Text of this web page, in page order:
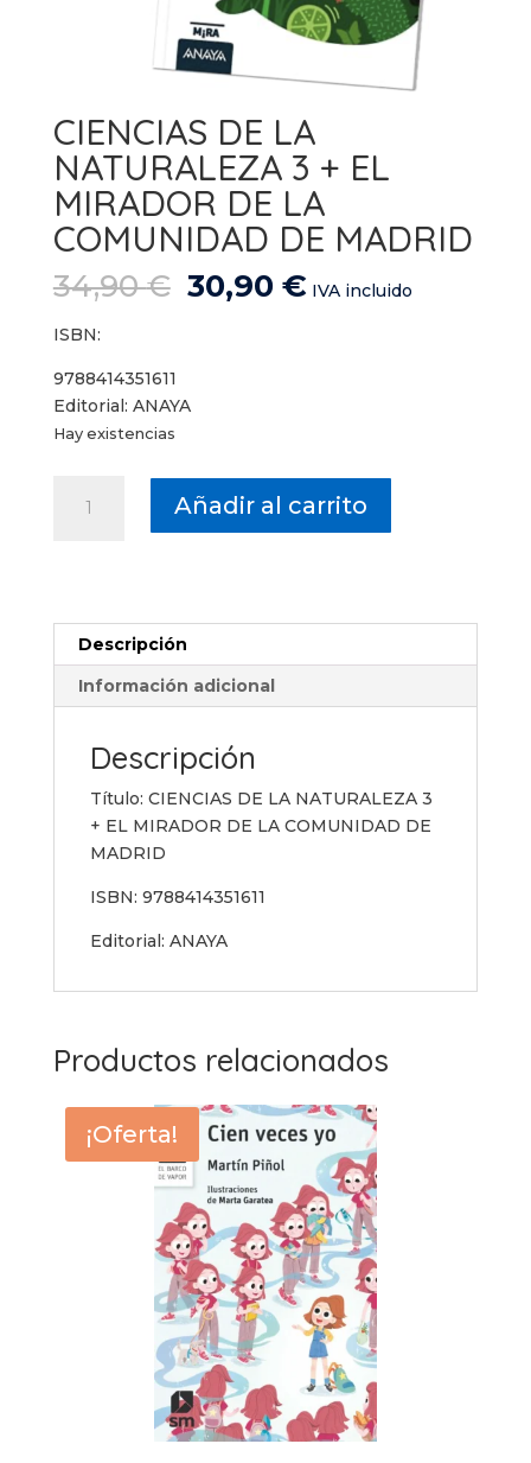
CIENCIAS DE LA
NATURALEZA 3 + EL
MIRADOR DE LA
COMUNIDAD DE MADRID
34,90€ El
precio
34,90 €.
30,90 €El
IVA incluido
ISBN:
9788414351611
Editorial: ANAYA
Hay existencias
+
MIRADOR
DE
COMUNIDAD
MADRID
cantidad
Añadir al carrito
Descripción
Información adicional
Descripción
Título: CIENCIAS DE LA NATURALEZA 3
+ EL MIRADOR DE LA COMUNIDAD DE
MADRID
ISBN: 9788414351611
Editorial: ANAYA
Productos relacionados
¡Oferta!